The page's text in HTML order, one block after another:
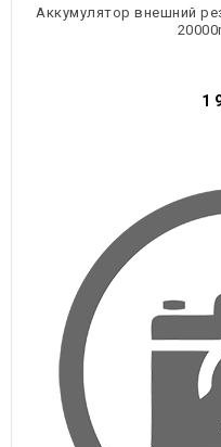
Аккумулятор внешний
1